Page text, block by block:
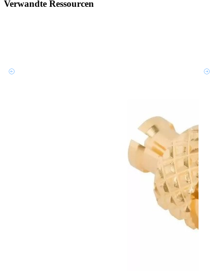
Verwandte Ressourcen